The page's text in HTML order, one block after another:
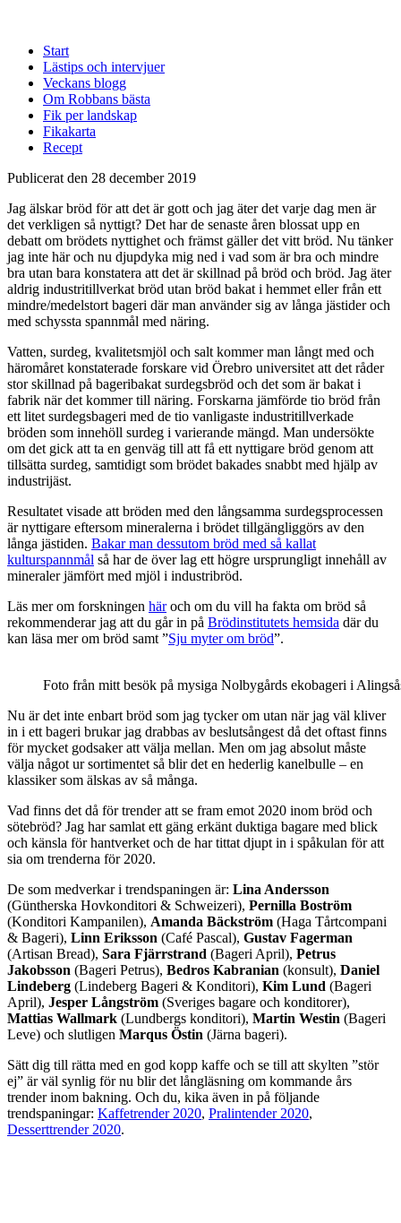
Start
Lästips och intervjuer
Veckans blogg
Om Robbans bästa
Fik per landskap
Fikakarta
Recept
Publicerat den 28 december 2019
Jag älskar bröd för att det är gott och jag äter det varje dag men är
det verkligen så nyttigt? Det har de senaste åren blossat upp en
debatt om brödets nyttighet och främst gäller det vitt bröd. Nu tänker
jag inte här och nu djupdyka mig ned i vad som är bra och mindre
bra utan bara konstatera att det är skillnad på bröd och bröd. Jag äter
aldrig industritillverkat bröd utan bröd bakat i hemmet eller från ett
mindre/medelstort bageri där man använder sig av långa jästider och
med schyssta spannmål med näring.
Vatten, surdeg, kvalitetsmjöl och salt kommer man långt med och
häromåret konstaterade forskare vid Örebro universitet att det råder
stor skillnad på bageribakat surdegsbröd och det som är bakat i
fabrik när det kommer till näring. Forskarna jämförde tio bröd från
ett litet surdegsbageri med de tio vanligaste industritillverkade
bröden som innehöll surdeg i varierande mängd. Man undersökte
om det gick att ta en genväg till att få ett nyttigare bröd genom att
tillsätta surdeg, samtidigt som brödet bakades snabbt med hjälp av
industrijäst.
Resultatet visade att bröden med den långsamma surdegsprocessen
är nyttigare eftersom mineralerna i brödet tillgängliggörs av den
långa jästiden. Bakar man dessutom bröd med så kallat
kulturspannmål så har de över lag ett högre ursprungligt innehåll av
mineraler jämfört med mjöl i industribröd.
Läs mer om forskningen häroch om du vill ha fakta om bröd så
rekommenderar jag att du går in på Brödinstitutets hemsida där du
kan läsa mer om bröd samt ”Sju myter om bröd”.
Foto från mitt besök på mysiga Nolbygårds ekobageri i
Nu är det inte enbart bröd som jag tycker om utan när jag väl kliver
in i ett bageri brukar jag drabbas av beslutsångest då det oftast finns
för mycket godsaker att välja mellan. Men om jag absolut måste
välja något ur sortimentet så blir det en hederlig kanelbulle – en
klassiker som älskas av så många.
Vad finns det då för trender att se fram emot 2020 inom bröd och
sötebröd? Jag har samlat ett gäng erkänt duktiga bagare med blick
och känsla för hantverket och de har tittat djupt in i spåkulan för att
sia om trenderna för 2020.
De som medverkar i trendspaningen är: Lina Andersson
(Güntherska Hovkonditori & Schweizeri), Pernilla Boström
(Konditori Kampanilen), Amanda Bäckström (Haga Tårtcompani
& Bageri), Linn Eriksson (Café Pascal), Gustav Fagerman
(Artisan Bread), Sara Fjärrstrand (Bageri April), Petrus
Jakobsson (Bageri Petrus), Bedros Kabranian (konsult), Daniel
Lindeberg (Lindeberg Bageri & Konditori), Kim Lund (Bageri
April), Jesper Långström (Sveriges bagare och konditorer),
Mattias Wallmark (Lundbergs konditori), Martin Westin (Bageri
Leve) och slutligen Marqus Östin (Järna bageri).
Sätt dig till rätta med en god kopp kaffe och se till att skylten ”stör
ej” är väl synlig för nu blir det långläsning om kommande års
trender inom bakning. Och du, kika även in på följande
trendspaningar: Kaffetrender 2020, Pralintender 2020,
Desserttrender 2020.